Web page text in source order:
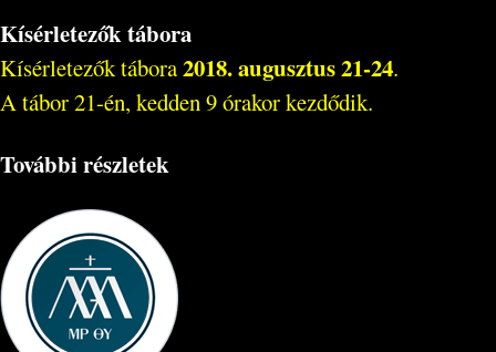
Kísérletezők tábora
Kísérletezők tábora2018. augusztus 21-24.
A tábor 21-én, kedden 9 órakor kezdődik.
További részletek